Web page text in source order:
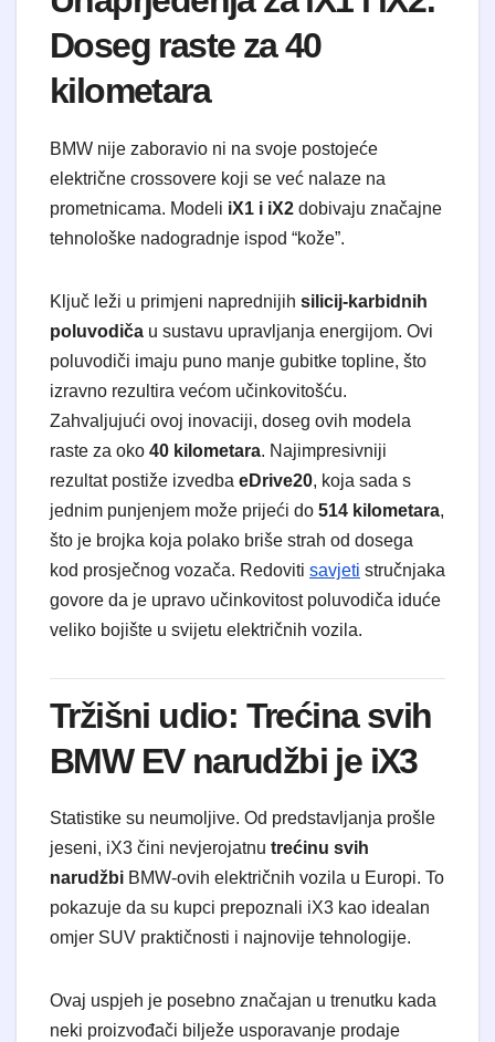
Doseg raste za 40
kilometara
BMW nije zaboravio ni na svoje postojeće
električne crossovere koji se već nalaze na
prometnicama. Modeli iX1 i iX2 dobivaju značajne
tehnološke nadogradnje ispod “kože”.
Ključ leži u primjeni naprednijih silicij-karbidnih
poluvodiča u sustavu upravljanja energijom. Ovi
poluvodiči imaju puno manje gubitke topline, što
izravno rezultira većom učinkovitošću.
Zahvaljujući ovoj inovaciji, doseg ovih modela
raste za oko 40 kilometara. Najimpresivniji
rezultat postiže izvedba eDrive20, koja sada s
jednim punjenjem može prijeći do 514 kilometara,
što je brojka koja polako briše strah od dosega
kod prosječnog vozača. Redoviti savjeti stručnjaka
govore da je upravo učinkovitost poluvodiča iduće
veliko bojište u svijetu električnih vozila.
Tržišni udio: Trećina svih
BMW EV narudžbi je iX3
Statistike su neumoljive. Od predstavljanja prošle
jeseni, iX3 čini nevjerojatnu trećinu svih
narudžbi BMW-ovih električnih vozila u Europi. To
pokazuje da su kupci prepoznali iX3 kao idealan
omjer SUV praktičnosti i najnovije tehnologije.
Ovaj uspjeh je posebno značajan u trenutku kada
neki proizvođači bilježe usporavanje prodaje